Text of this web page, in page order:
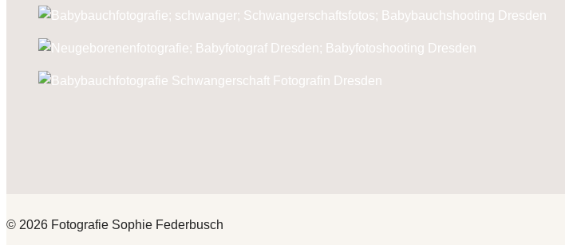
© 2026 Fotografie Sophie Federbusch